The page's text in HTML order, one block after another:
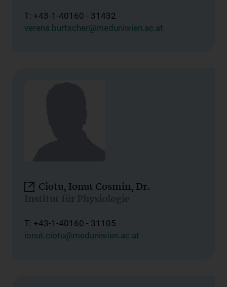
T: +43-1-40160 - 31432
verena.burtscher@meduniwien.ac.at
Ciotu, Ionut Cosmin, Dr.
Institut für Physiologie
T: +43-1-40160 - 31105
ionut.ciotu@meduniwien.ac.at